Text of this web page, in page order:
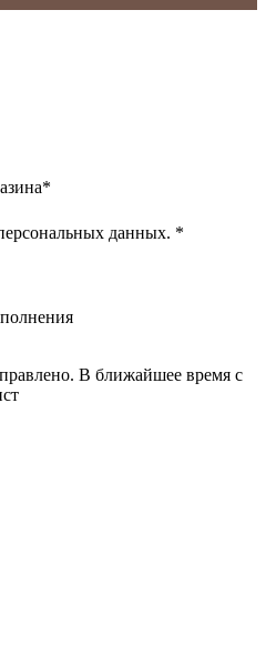
*
данных. *
В ближайшее время с